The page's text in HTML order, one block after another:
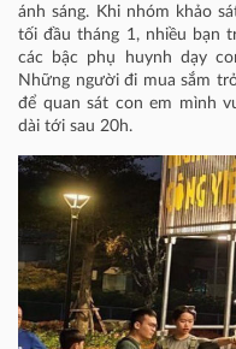
ánh sáng. Khi nhóm khảo
tối đầu tháng 1, nhiều bạn
các bậc phụ huynh dạy
Những người đi mua sắm
để quan sát con em mình
dài tới sau 20h.